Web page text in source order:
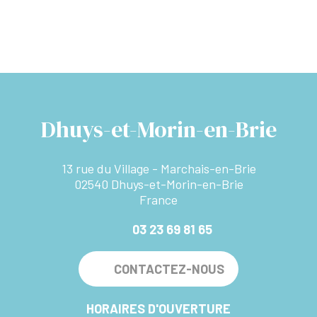
Dhuys-et-Morin-en-Brie
13 rue du Village - Marchais-en-Brie
02540 Dhuys-et-Morin-en-Brie
France
03 23 69 81 65
CONTACTEZ-NOUS
HORAIRES D'OUVERTURE